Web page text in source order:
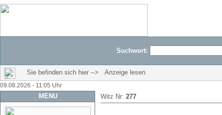
Suchwort:
Sie befinden sich hier --> Anzeige lesen
09.08.2026 - 11:05 Uhr
MENU Witz Nr: 277